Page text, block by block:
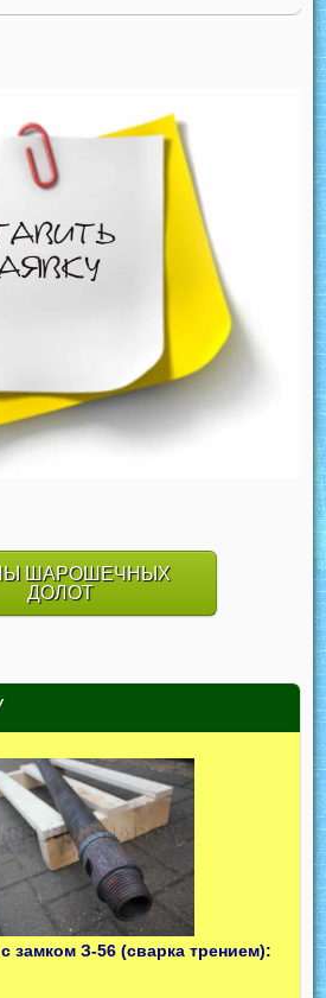
ШАРОШЕЧНЫХ
ДОЛОТ
замком З-56 (сварка трением):